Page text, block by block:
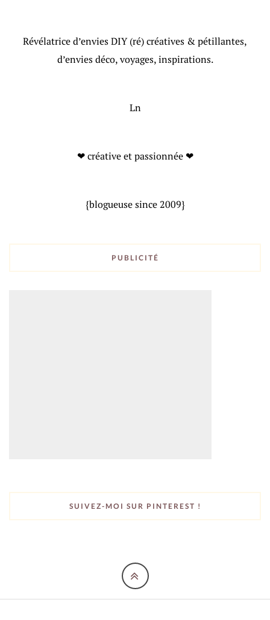
Révélatrice d’envies DIY (ré) créatives & pétillantes,
d’envies déco, voyages, inspirations.
Ln
❤ créative et passionnée ❤
{blogueuse since 2009}
PUBLICITÉ
SUIVEZ-MOI SUR PINTEREST !